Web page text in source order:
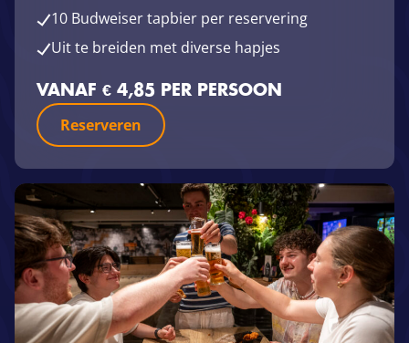
10 Budweiser tapbier per reservering
Uit te breiden met diverse hapjes
VANAF € 4,85 PER PERSOON
Reserveren